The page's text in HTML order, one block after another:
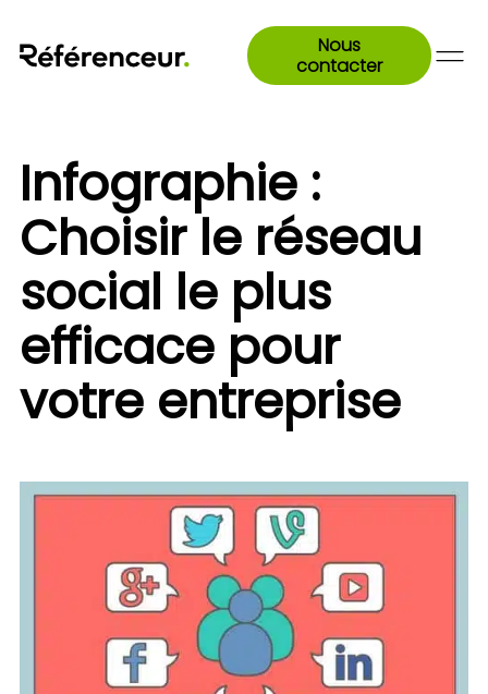
Nous
contacter
Infographie :
Choisir le réseau
social le plus
efficace pour
votre entreprise